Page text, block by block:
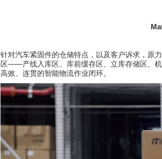
针对汽车紧固件的仓储特点，以及客户诉求，原
区——产线入库区、库前缓存区、立库存储区、
高效、连贯的智能物流作业闭环。